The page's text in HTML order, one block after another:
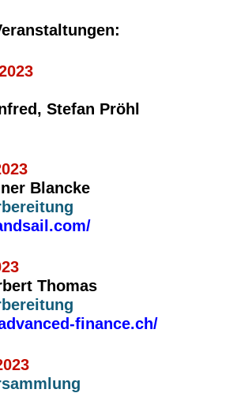
Stefan Pröhl
Blancke
Thomas
finance.ch/